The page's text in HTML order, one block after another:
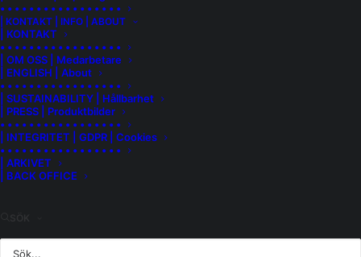
• • • • • • • • • • • • • • • • •
| KONTAKT | INFO | ABOUT
| KONTAKT
• • • • • • • • • • • • • • • • •
| OM OSS | Medarbetare
| ENGLISH | About
• • • • • • • • • • • • • • • • •
| SUSTAINABILITY | Hållbarhet
| PRESS | Produktbilder
• • • • • • • • • • • • • • • • •
| INTEGRITET | GDPR | Cookies
• • • • • • • • • • • • • • • • •
| ARKIVET
| BACK OFFICE